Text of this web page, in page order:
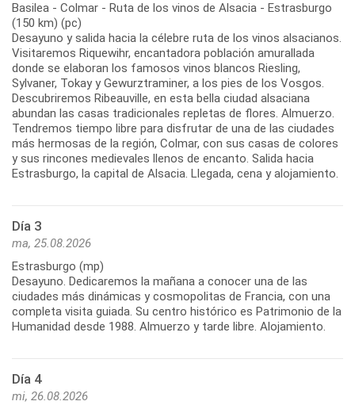
Basilea - Colmar - Ruta de los vinos de Alsacia - Estrasburgo
(150 km) (pc)
Desayuno y salida hacia la célebre ruta de los vinos alsacianos.
Visitaremos Riquewihr, encantadora población amurallada
donde se elaboran los famosos vinos blancos Riesling,
Sylvaner, Tokay y Gewurztraminer, a los pies de los Vosgos.
Descubriremos Ribeauville, en esta bella ciudad alsaciana
abundan las casas tradicionales repletas de flores. Almuerzo.
Tendremos tiempo libre para disfrutar de una de las ciudades
más hermosas de la región, Colmar, con sus casas de colores
y sus rincones medievales llenos de encanto. Salida hacia
Día 3
ma, 25.08.2026
Estrasburgo (mp)
Desayuno. Dedicaremos la mañana a conocer una de las
ciudades más dinámicas y cosmopolitas de Francia, con una
completa visita guiada. Su centro histórico es Patrimonio de la
Día 4
mi, 26.08.2026